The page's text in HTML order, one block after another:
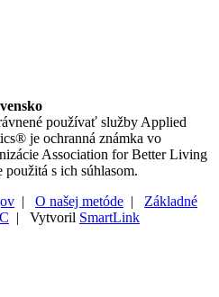
používať služby Applied
je ochranná známka vo
Association for Better Living
s ich súhlasom.
| O našej metóde | Základné
| Vytvoril SmartLink